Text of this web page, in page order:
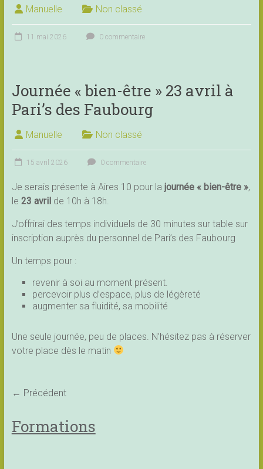
Manuelle Non classé
11 mai 2026 0 commentaire
Journée « bien-être » 23 avril à
Pari’s des Faubourg
Manuelle Non classé
15 avril 2026 0 commentaire
Je serais présente à Aires 10 pour la journée « bien-être »,
le 23 avrilde 10h à 18h.
J’offrirai des temps individuels de 30 minutes sur table sur
inscription auprès du personnel de Pari’s des Faubourg
Un temps pour :
revenir à soi au moment présent.
percevoir plus d’espace, plus de légèreté
augmenter sa fluidité, sa mobilité
Une seule journée, peu de places. N’hésitez pas à réserver
votre place dès le matin
← Précédent
Formations